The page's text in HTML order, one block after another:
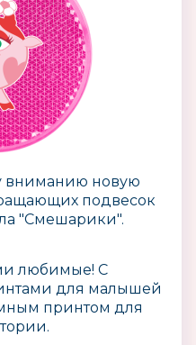
вниманию новую
подвесок
"Смешарики".
любимые! С
для малышей
принтом для